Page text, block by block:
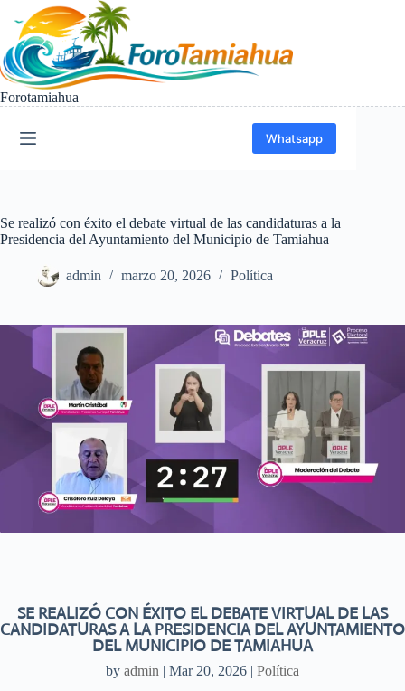
contenido
Forotamiahua
Whatsapp
Se realizó con éxito el debate virtual de las candidaturas a la
Presidencia del Ayuntamiento del Municipio de Tamiahua
admin marzo 20, 2026 Política
SE REALIZÓ CON ÉXITO EL DEBATE VIRTUAL DE LAS
CANDIDATURAS A LA PRESIDENCIA DEL AYUNTAMIENTO
DEL MUNICIPIO DE TAMIAHUA
by admin | Mar 20, 2026 | Política